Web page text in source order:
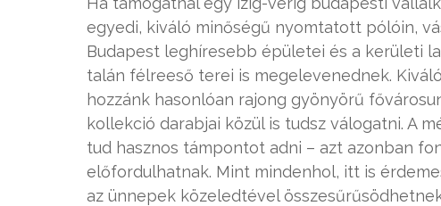
egyedi, kiváló minőségű nyomtatott pólóin,
Budapest leghíresebb épületei és a kerületi
talán félreeső terei is megelevenednek.
hozzánk hasonlóan rajong gyönyörű
kollekció darabjai közül is tudsz válogatni. A
tud hasznos támpontot adni – azt azonban
előfordulhatnak. Mint mindenhol, itt is
az ünnepek közeledtével